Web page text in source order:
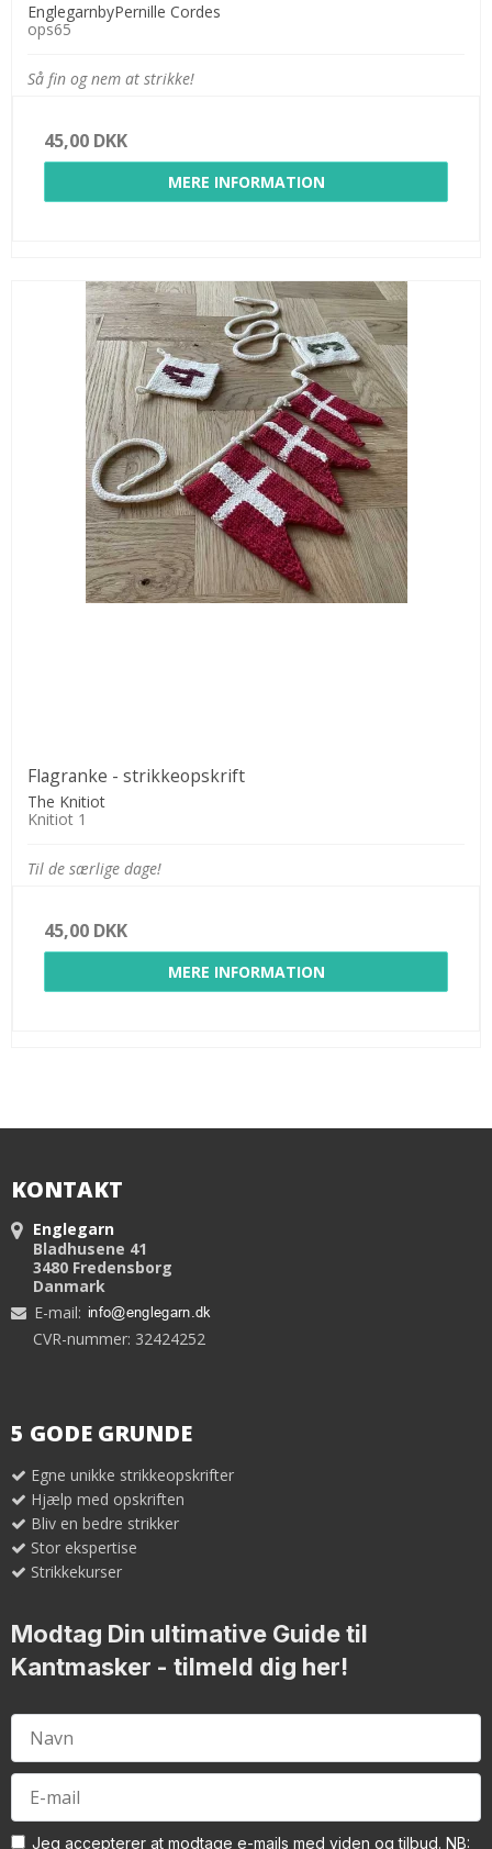
EnglegarnbyPernille Cordes
ops65
Så fin og nem at strikke!
45,00 DKK
MERE INFORMATION
Flagranke - strikkeopskrift
The Knitiot
Knitiot 1
Til de særlige dage!
45,00 DKK
MERE INFORMATION
KONTAKT
Englegarn
Bladhusene 41
3480 Fredensborg
Danmark
E-mail:
CVR-nummer: 32424252
5 GODE GRUNDE
Egne unikke strikkeopskrifter
Hjælp med opskriften
Bliv en bedre strikker
Stor ekspertise
Strikkekurser
Modtag Din ultimative Guide til
Kantmasker - tilmeld dig her!
Jeg accepterer at modtage e-mails med viden og tilbud. NB: